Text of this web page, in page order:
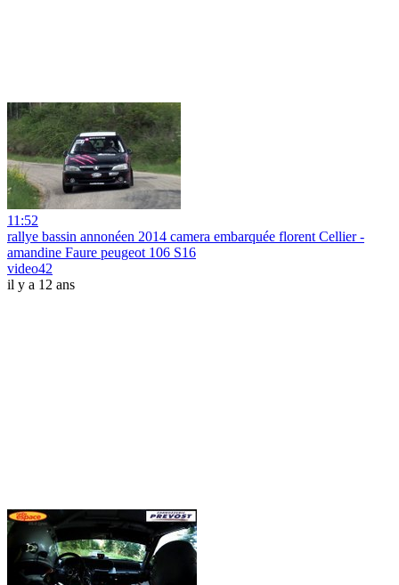
11:52
rallye bassin annonéen 2014 camera embarquée florent Cellier -
amandine Faure peugeot 106 S16
video42
il y a 12 ans